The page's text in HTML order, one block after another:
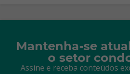
Mantenha-se
o setor
Assine e receba conteúdos